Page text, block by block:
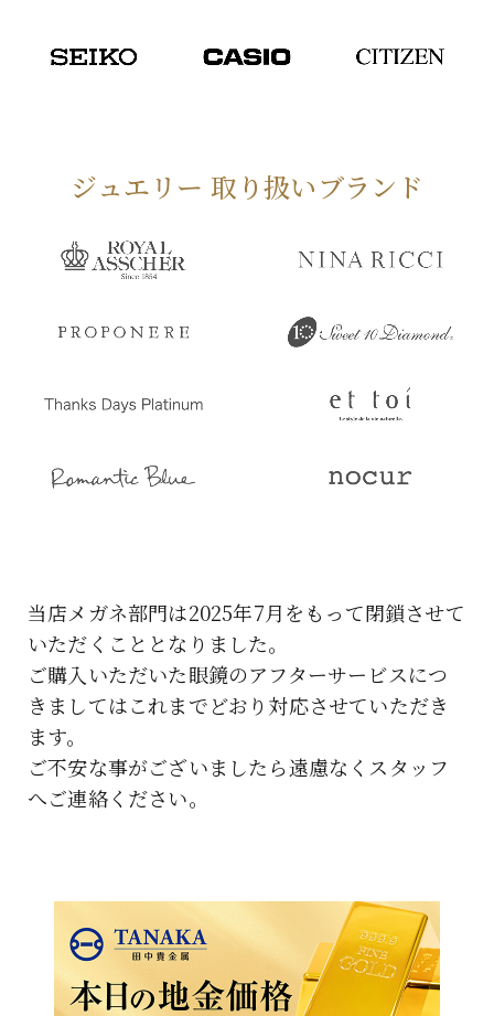
ジュエリー 取り扱いブランド
当店メガネ部門は2025年7月をもって閉鎖させて
いただくこととなりました。
ご購入いただいた眼鏡のアフターサービスにつ
きましてはこれまでどおり対応させていただき
ます。
ご不安な事がございましたら遠慮なくスタッフ
へご連絡ください。